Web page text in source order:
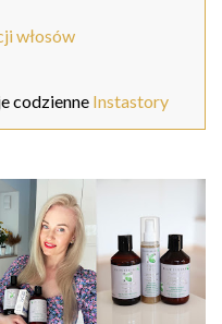
włosów
codzienne Instastory